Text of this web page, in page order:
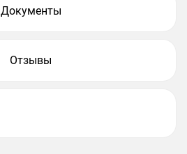
Документы
Отзывы